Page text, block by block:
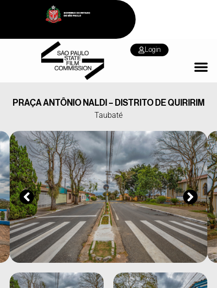
Login
PRAÇA ANTÔNIO NALDI – DISTRITO DE QUIRIRIM
Taubaté